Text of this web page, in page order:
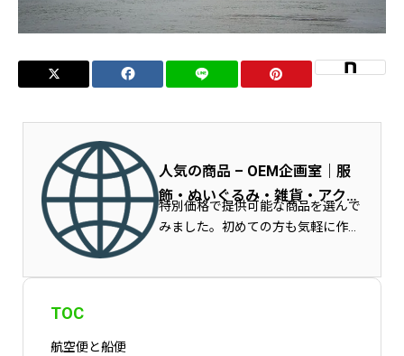
人気の商品 – OEM企画室｜服
飾・ぬいぐるみ・雑貨・アクセ
サリーの伴走型商品製作
特別価格で提供可能な商品を選んで
みました。初めての方も気軽に作れ
TOC
航空便と船便